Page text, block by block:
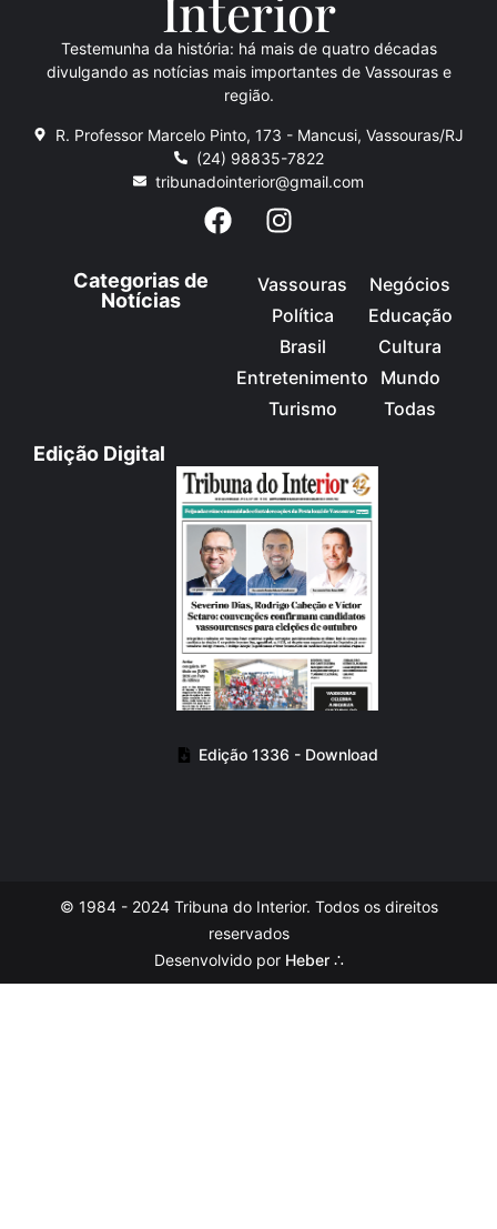
Testemunha da história: há mais de quatro décadas
divulgando as notícias mais importantes de Vassouras e
região.
R. Professor Marcelo Pinto, 173 - Mancusi, Vassouras/RJ
(24) 98835-7822
tribunadointerior@gmail.com
Categorias de
Notícias
Vassouras
Política
Brasil
Entretenimento
Turismo
Negócios
Educação
Cultura
Mundo
Todas
Edição Digital
Edição 1336 - Download
© 1984 - 2024 Tribuna do Interior. Todos os direitos
reservados
Desenvolvido por Heber ∴